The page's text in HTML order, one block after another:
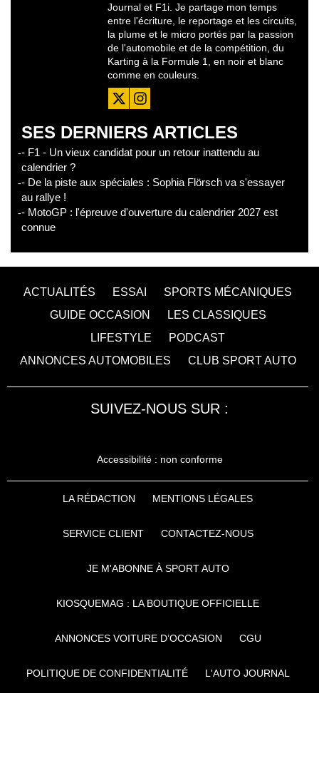
Journal et F1i. Je partage mon temps
entre l'écriture, le reportage et les circuits,
la plume et le micro portés par la passion
de l'automobile et de la compétition, du
Karting à la Formule 1, en noir et blanc
comme en couleurs.
SES DERNIERS ARTICLES
- F1 - Un vieux candidat pour un retour inattendu au
calendrier ?
- De la piste aux spéciales : Sophia Flörsch va s'essayer
au rallye !
- MotoGP : l'épreuve d'ouverture du calendrier 2027 est
connue
ACTUALITÉS ESSAI
SPORTS MÉCANIQUES
GUIDE OCCASION
LES CLASSIQUES
LIFESTYLE
PODCAST
ANNONCES AUTOMOBILES
CLUB SPORT AUTO
SUIVEZ-NOUS SUR :
Accessibilité : non conforme
LA RÉDACTION MENTIONS LÉGALES
SERVICE CLIENT CONTACTEZ-NOUS
JE M'ABONNE À SPORT AUTO
KIOSQUEMAG : LA BOUTIQUE OFFICIELLE
ANNONCES VOITURE D’OCCASION CGU
POLITIQUE DE CONFIDENTIALITÉ L'AUTO JOURNAL